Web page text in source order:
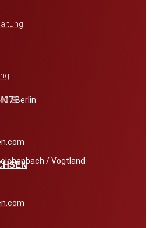
Berlin
/ Vogtland